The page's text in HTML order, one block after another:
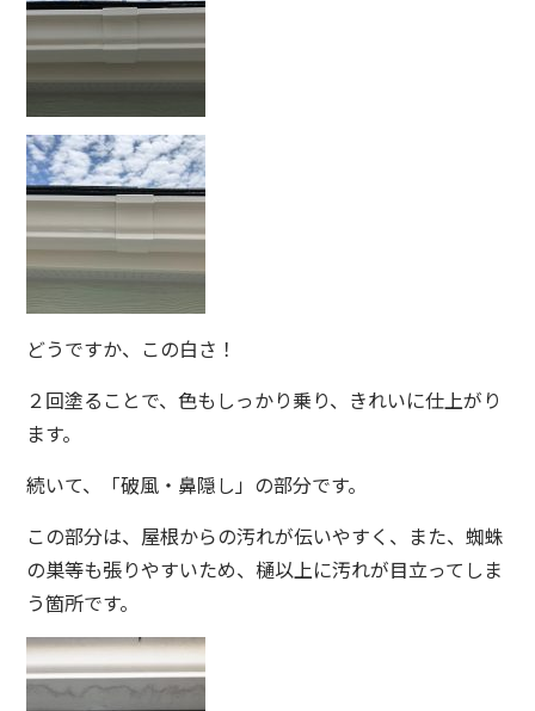
どうですか、この白さ！
２回塗ることで、色もしっかり乗り、きれいに仕上がり
ます。
続いて、「破風・鼻隠し」の部分です。
この部分は、屋根からの汚れが伝いやすく、また、蜘蛛
の巣等も張りやすいため、樋以上に汚れが目立ってしま
う箇所です。